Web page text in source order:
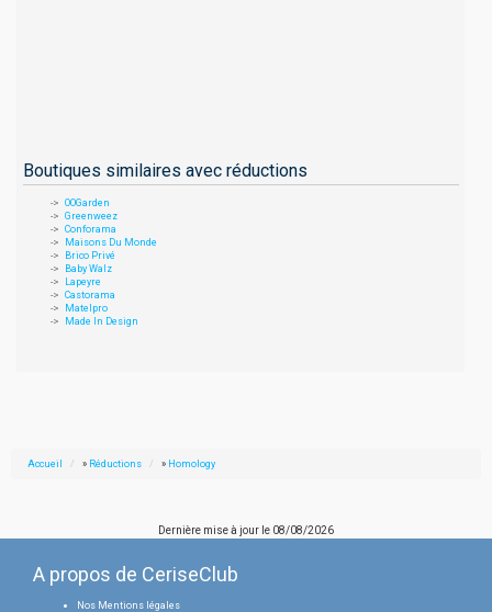
Boutiques similaires avec réductions
OOGarden
Greenweez
Conforama
Maisons Du Monde
Brico Privé
Baby Walz
Lapeyre
Castorama
Matelpro
Made In Design
Accueil » Réductions » Homology
Dernière mise à jour le 08/08/2026
A propos de CeriseClub
Nos Mentions légales